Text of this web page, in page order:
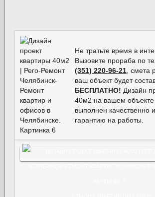
Не тратьте время в
Вызовите прораба по
(351) 220-96-21 , смета
ваш объект будет
БЕСПЛАТНО! Дизайн
40м2 на вашем объекте
выполнен качественно
гарантию на работы.